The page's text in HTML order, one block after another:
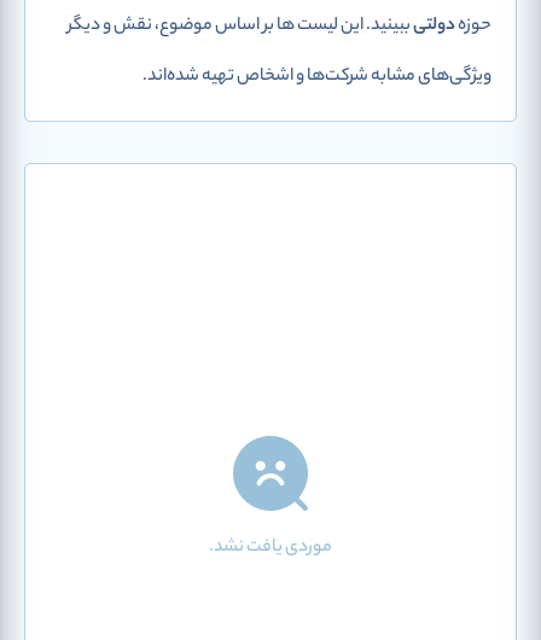
حوزهدولتیببینید. این لیست ها بر اساس موضوع، نقش و دیگر
ویژگی‌های مشابه شرکت‌ها و اشخاص تهیه شده‌اند.
موردی یافت نشد.